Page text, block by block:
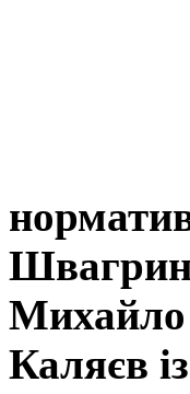
Михайло
Каляєв